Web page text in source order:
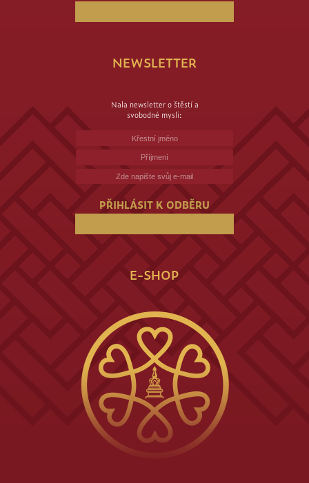
NEWSLETTER
Nala newsletter o štěstí a
svobodné mysli:
PŘIHLÁSIT K ODBĚRU
E-SHOP